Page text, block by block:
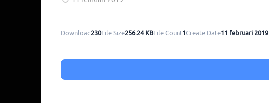
Download230File Size256.24 KBFile Count1Create Date11 februari 2019